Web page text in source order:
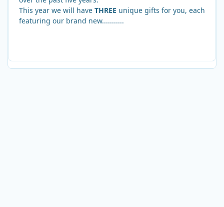
This year we will have THREE unique gifts for you, each
featuring our brand new...........